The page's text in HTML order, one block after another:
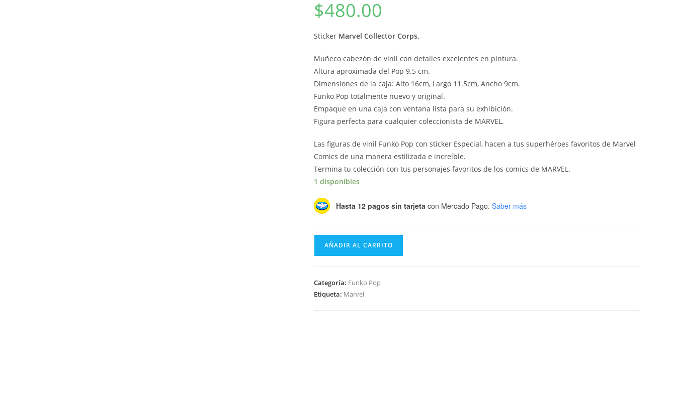
$480.00
Sticker Marvel Collector Corps.
Muñeco cabezón de vinil con detalles excelentes en pintura.
Altura aproximada del Pop 9.5 cm.
Dimensiones de la caja: Alto 16cm, Largo 11.5cm, Ancho 9cm.
Funko Pop totalmente nuevo y original.
Empaque en una caja con ventana lista para su exhibición.
Figura perfecta para cualquier coleccionista de MARVEL.
Las figuras de vinil Funko Pop con sticker Especial, hacen a tus superhéroes favoritos de Marvel
Comics de una manera estilizada e increíble.
Termina tu colección con tus personajes favoritos de los comics de MARVEL.
1 disponibles
Hasta 12 pagos sin tarjeta con Mercado Pago. Saber más
Funko
Eternals
-
AÑADIR AL CARRITO
Categoría: Funko Pop
Etiqueta: Marvel